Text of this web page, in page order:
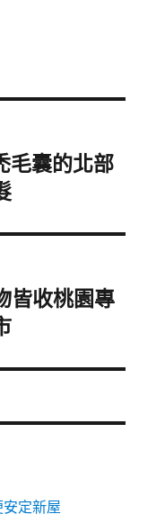
毛囊的北部
皆收桃園專
定新屋